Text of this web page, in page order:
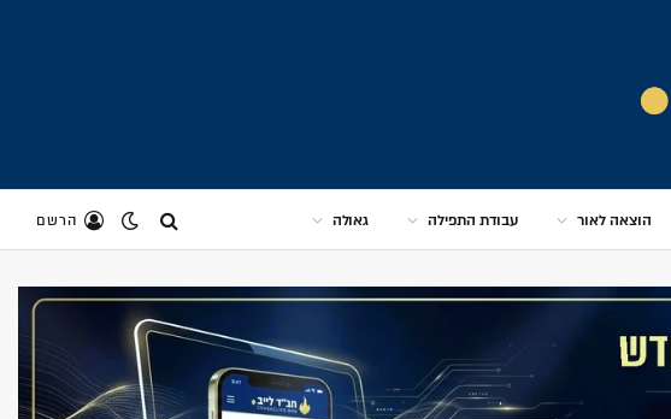
הוצאה לאור עבודת התפילה גאולה הרשם